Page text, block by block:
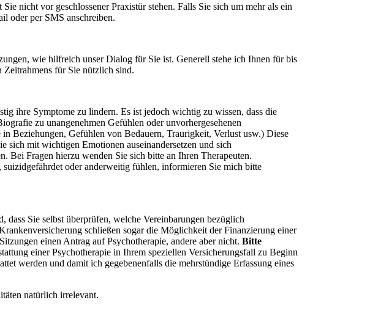
nicht vor geschlossener Praxistür stehen. Falls Sie sich um mehr als ein
oder per SMS anschreiben.
wie hilfreich unser Dialog für Sie ist. Generell stehe ich Ihnen für bis
Zeitrahmens für Sie nützlich sind.
ihre Symptome zu lindern. Es ist jedoch wichtig zu wissen, dass die
zu unangenehmen Gefühlen oder unvorhergesehenen
Beziehungen, Gefühlen von Bedauern, Traurigkeit, Verlust usw.) Diese
sich mit wichtigen Emotionen auseinandersetzen und sich
Bei Fragen hierzu wenden Sie sich bitte an Ihren Therapeuten.
oder anderweitig fühlen, informieren Sie mich bitte
Sie selbst überprüfen, welche Vereinbarungen bezüglich
schließen sogar die Möglichkeit der Finanzierung einer
einen Antrag auf Psychotherapie, andere aber nicht. Bitte
einer Psychotherapie in Ihrem speziellen Versicherungsfall zu Beginn
werden und damit ich gegebenenfalls die mehrstündige Erfassung eines
natürlich irrelevant.